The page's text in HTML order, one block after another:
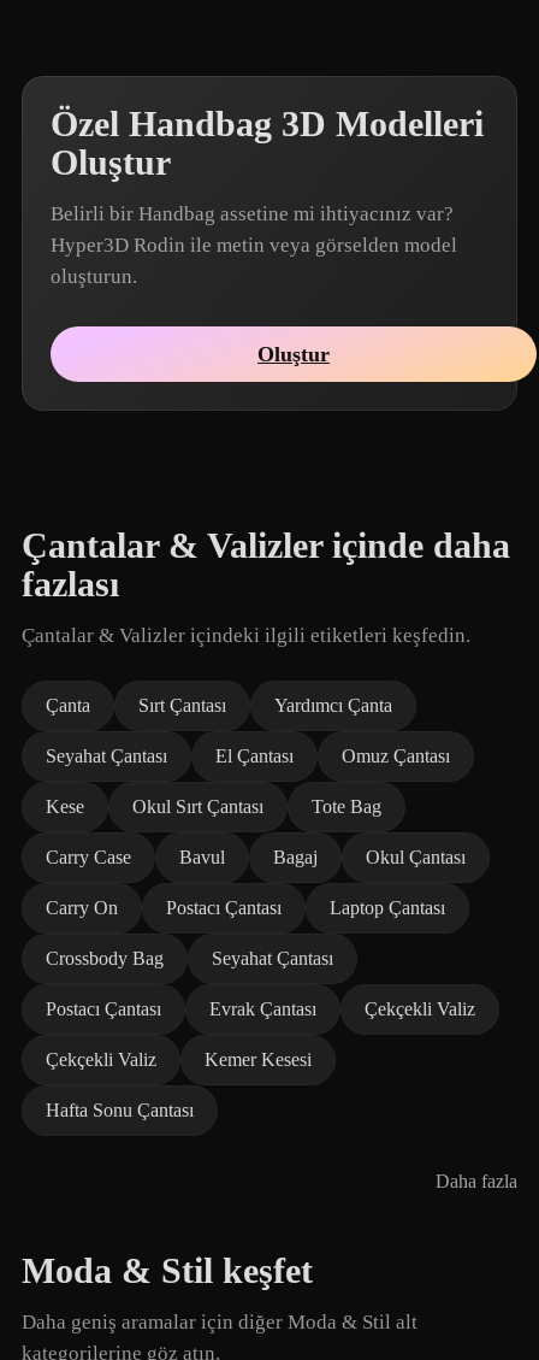
Özel Handbag 3D Modelleri
Oluştur
Belirli bir Handbag assetine mi ihtiyacınız var?
Hyper3D Rodin ile metin veya görselden model
oluşturun.
Oluştur
Çantalar & Valizler içinde daha
fazlası
Çantalar & Valizler içindeki ilgili etiketleri keşfedin.
Çanta Sırt Çantası Yardımcı Çanta
Seyahat Çantası El Çantası Omuz Çantası
Kese Okul Sırt Çantası Tote Bag
Carry Case Bavul Bagaj Okul Çantası
Carry On Postacı Çantası Laptop Çantası
Crossbody Bag Seyahat Çantası
Postacı Çantası Evrak Çantası Çekçekli Valiz
Çekçekli Valiz Kemer Kesesi
Hafta Sonu Çantası
Daha fazla
Moda & Stil keşfet
Daha geniş aramalar için diğer Moda & Stil alt
kategorilerine göz atın.